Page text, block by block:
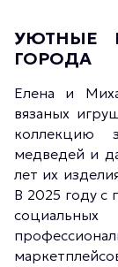
УЮТНЫЕ
ГОРОДА
Елена и
вязаных
коллекцию
медведей и
лет их
В 2025 году